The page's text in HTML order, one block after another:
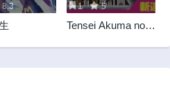
第45.2話
第44.3話
8.3 1 5
Tensei Akuma no